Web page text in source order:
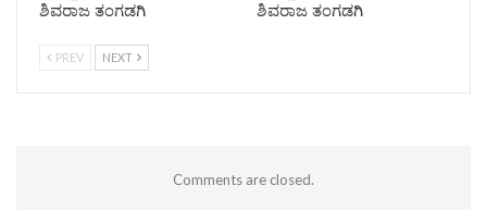
ಶಿವರಾಜ ತಂಗಡಗಿ
ಶಿವರಾಜ ತಂಗಡಗಿ
PREV NEXT
Comments are closed.